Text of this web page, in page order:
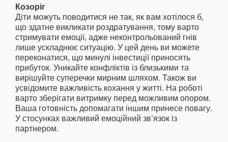
Козоріг
Діти можуть поводитися не так, як вам хотілося б,
що здатне викликати роздратування, тому варто
стримувати емоції, адже неконтрольований гнів
лише ускладнює ситуацію. У цей день ви можете
переконатися, що минулі інвестиції приносять
прибуток. Уникайте конфліктів із близькими та
вирішуйте суперечки мирним шляхом. Також ви
усвідомите важливість кохання у житті. На роботі
варто зберігати витримку перед можливим опором.
Ваша готовність допомагати іншим принесе повагу.
У стосунках важливий емоційний зв’язок із
партнером.